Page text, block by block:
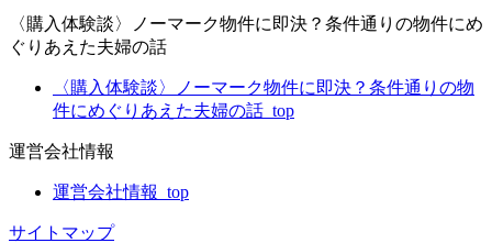
〈購入体験談〉ノーマーク物件に即決？条件通りの物件にめ
ぐりあえた夫婦の話
〈購入体験談〉ノーマーク物件に即決？条件通りの物
件にめぐりあえた夫婦の話_top
運営会社情報
運営会社情報_top
サイトマップ